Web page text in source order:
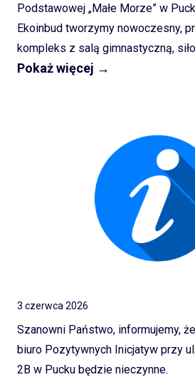
Podstawowej „Małe Morze” w
Ekoinbud tworzymy nowoczesny,
kompleks z salą gimnastyczną,
ogrodem edukacyjnym. Sprawdź,
Pokaż więcej →
3 czerwca 2026
Szanowni Państwo, informujemy,
biuro Pozytywnych Inicjatyw przy
2B w Pucku będzie nieczynne.